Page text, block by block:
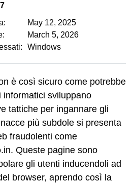
May 12, 2025
March 5, 2026
Windows
è così sicuro come potrebbe
sviluppano
tattiche per ingannare gli
più subdole si presenta
fraudolenti come
Queste pagine sono
gli utenti inducendoli ad
browser, aprendo così la